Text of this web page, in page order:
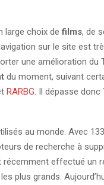
large choix defilms, de
sur le site est
une amélioration du
du moment, suivant
RARBG. Il dépasse donc
au monde. Avec
de recherche à
effectué un
plus grands.